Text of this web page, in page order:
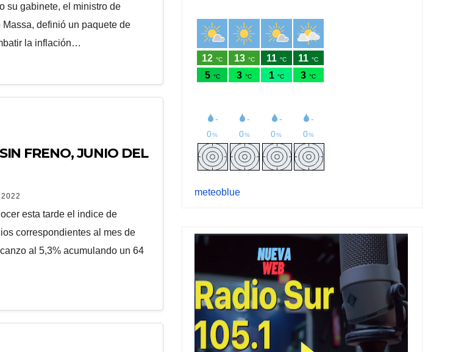
su gabinete, el ministro de
definió un paquete de
la inflación…
FRENO, JUNIO DEL
esta tarde el indice de
correspondientes al mes de
al 5,3% acumulando un 64
meteoblue